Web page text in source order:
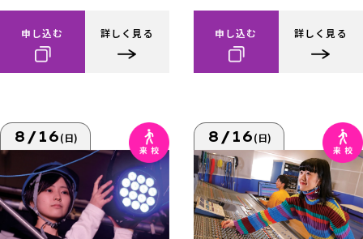
申し込む 詳しく見る 申し込む 詳しく見る
8/16(日) 8/16(日)